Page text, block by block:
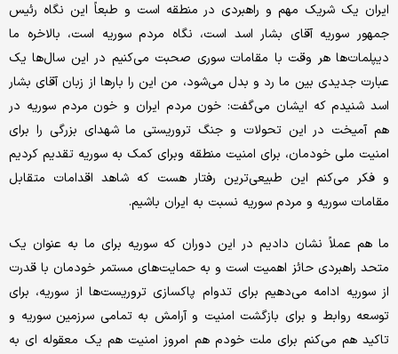
ایران یک شریک مهم و راهبردی در منطقه است و طبعاً این نگاه رئیس
جمهور سوریه آقای بشار اسد است، نگاه مردم سوریه است، بالاخره ما
دیپلمات‌ها هر وقت با مقامات سوری صحبت می‌کنیم در این سال‌ها یک
عبارت جدیدی بین ما رد و بدل می‌شود، من این را بارها از زبان آقای بشار
اسد شنیدم که ایشان می‌گفت: خون مردم ایران و خون مردم سوریه در
هم آمیخت در این تحولات و جنگ تروریستی ما شهدای بزرگی را برای
امنیت ملی خودمان، برای امنیت منطقه وبرای کمک به سوریه تقدیم کردیم
و فکر می‌کنم این طبیعی‌ترین رفتار هست که شاهد اقدامات متقابل
مقامات سوریه و مردم سوریه نسبت به ایران باشیم.
ما هم عملاً نشان دادیم در این دوران که سوریه برای ما به عنوان یک
متحد راهبردی حائز اهمیت است و به حمایت‌های مستمر خودمان با قدرت
از سوریه ادامه می‌دهیم برای تدوام پاکسازی تروریست‌ها از سوریه، برای
توسعه روابط و برای بازگشت امنیت و آرامش به تمامی سرزمین سوریه و
تاکید هم می‌کنم برای ملت خودم هم امروز امنیت هم یک معقوله ای به